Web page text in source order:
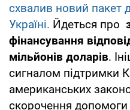
схвалив новий пакет
Україні. Йдеться про
фінансування
мільйонів доларів.
сигналом підтримки
американських
скорочення допомоги